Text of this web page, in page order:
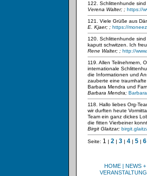
122. Schlittenhunde
Verena Walter; ; https://
121. Viele Grüße aus
E. Kjaer; ; https://
120. Schlittenhunde
kaputt schwitzen. Ich
Rene Walter; ; http://
119. Allen Teilnehmern,
internationale
die Informationen und
zauberte eine
Barbara Mendra und
Barbara Mendra;
118. Hallo liebes Org-
wir durften heute
Team ein ganz dickes
die fitten Vierbeiner
Birgit Glaitzar;
Seite: 1 | 2 | 3 | 4 | 5 | 6
HOME| NEWS